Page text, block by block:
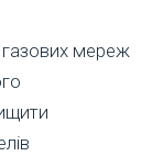
мереж